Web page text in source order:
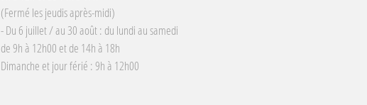
(Fermé les jeudis après-midi)
- Du 6 juillet / au 30 août : du lundi au samedi
de 9h à 12h00 et de 14h à 18h
Dimanche et jour férié : 9h à 12h00